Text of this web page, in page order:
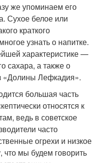
же упоминаем его
Сухое белое или
краткого
узнать о напитке.
характеристике —
сахара, а также о
«Долины Лефкадия».
большая часть
относятся к
ведь в советское
часто
огрехи и низкое
что мы будем говорить